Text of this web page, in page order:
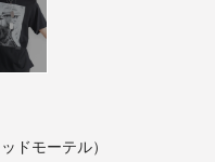
ドモーテル）